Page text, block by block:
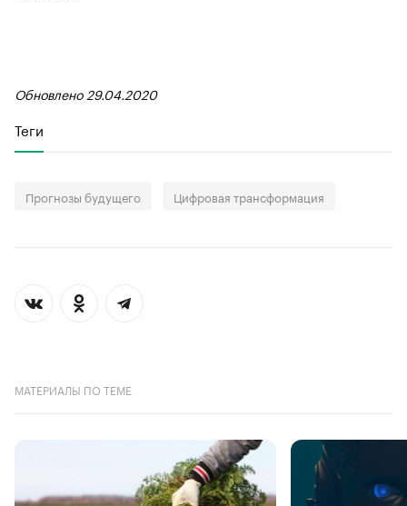
Обновлено 29.04.2020
Теги
Прогнозы будущего Цифровая трансформация
МАТЕРИАЛЫ ПО ТЕМЕ